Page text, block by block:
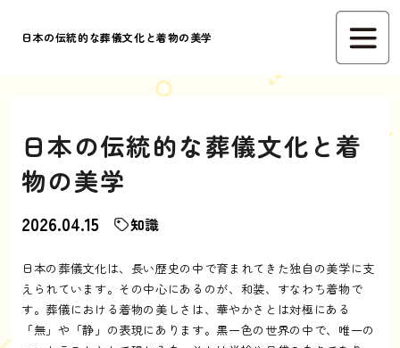
日本の伝統的な葬儀文化と着物の美学
日本の伝統的な葬儀文化と着
物の美学
2026.04.15 知識
日本の葬儀文化は、長い歴史の中で育まれてきた独自の美学に支
えられています。その中心にあるのが、和装、すなわち着物で
す。葬儀における着物の美しさは、華やかさとは対極にある
「無」や「静」の表現にあります。黒一色の世界の中で、唯一の